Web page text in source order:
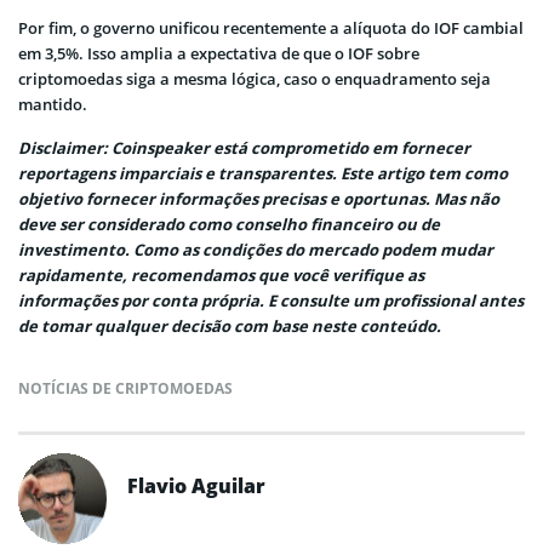
Por fim, o governo unificou recentemente a alíquota do IOF cambial
em 3,5%. Isso amplia a expectativa de que o IOF sobre
criptomoedas siga a mesma lógica, caso o enquadramento seja
mantido.
Disclaimer: Coinspeaker está comprometido em fornecer
reportagens imparciais e transparentes. Este artigo tem como
objetivo fornecer informações precisas e oportunas. Mas não
deve ser considerado como conselho financeiro ou de
investimento. Como as condições do mercado podem mudar
rapidamente, recomendamos que você verifique as
informações por conta própria. E consulte um profissional antes
de tomar qualquer decisão com base neste conteúdo.
NOTÍCIAS DE CRIPTOMOEDAS
Flavio Aguilar